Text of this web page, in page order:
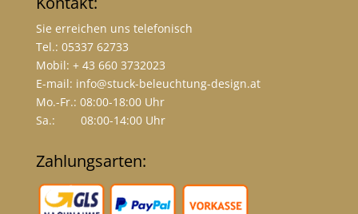
Sie erreichen uns telefonisch
Tel.: 05337 62733
Mobil: + 43 660 3732023
E-mail: info@stuck-beleuchtung-design.at
Mo.-Fr.: 08:00-18:00 Uhr
Sa.: 08:00-14:00 Uhr
Zahlungsarten: